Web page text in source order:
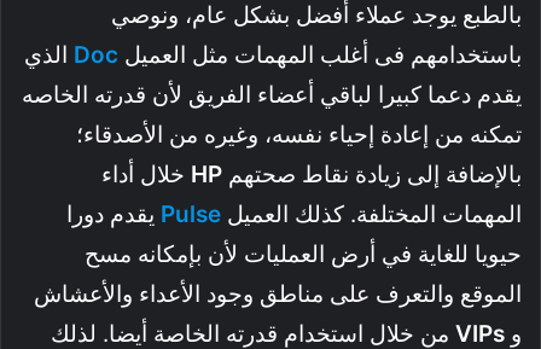
بالطبع يوجد عملاء أفضل بشكل عام، ونوصي
باستخدامهم فى أغلب المهمات مثل العميل Doc الذي
يقدم دعما كبيرا لباقي أعضاء الفريق لأن قدرته الخاصه
تمكنه من إعادة إحياء نفسه، وغيره من الأصدقاء؛
بالإضافة إلى زيادة نقاط صحتهم HP خلال أداء
المهمات المختلفة. كذلك العميل Pulse يقدم دورا
حيويا للغاية في أرض العمليات لأن بإمكانه مسح
الموقع والتعرف على مناطق وجود الأعداء والأعشاش
و VIPs من خلال استخدام قدرته الخاصة أيضا. لذلك